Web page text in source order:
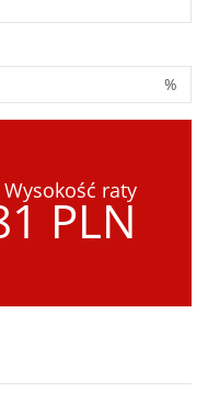
%
Wysokość raty
PLN